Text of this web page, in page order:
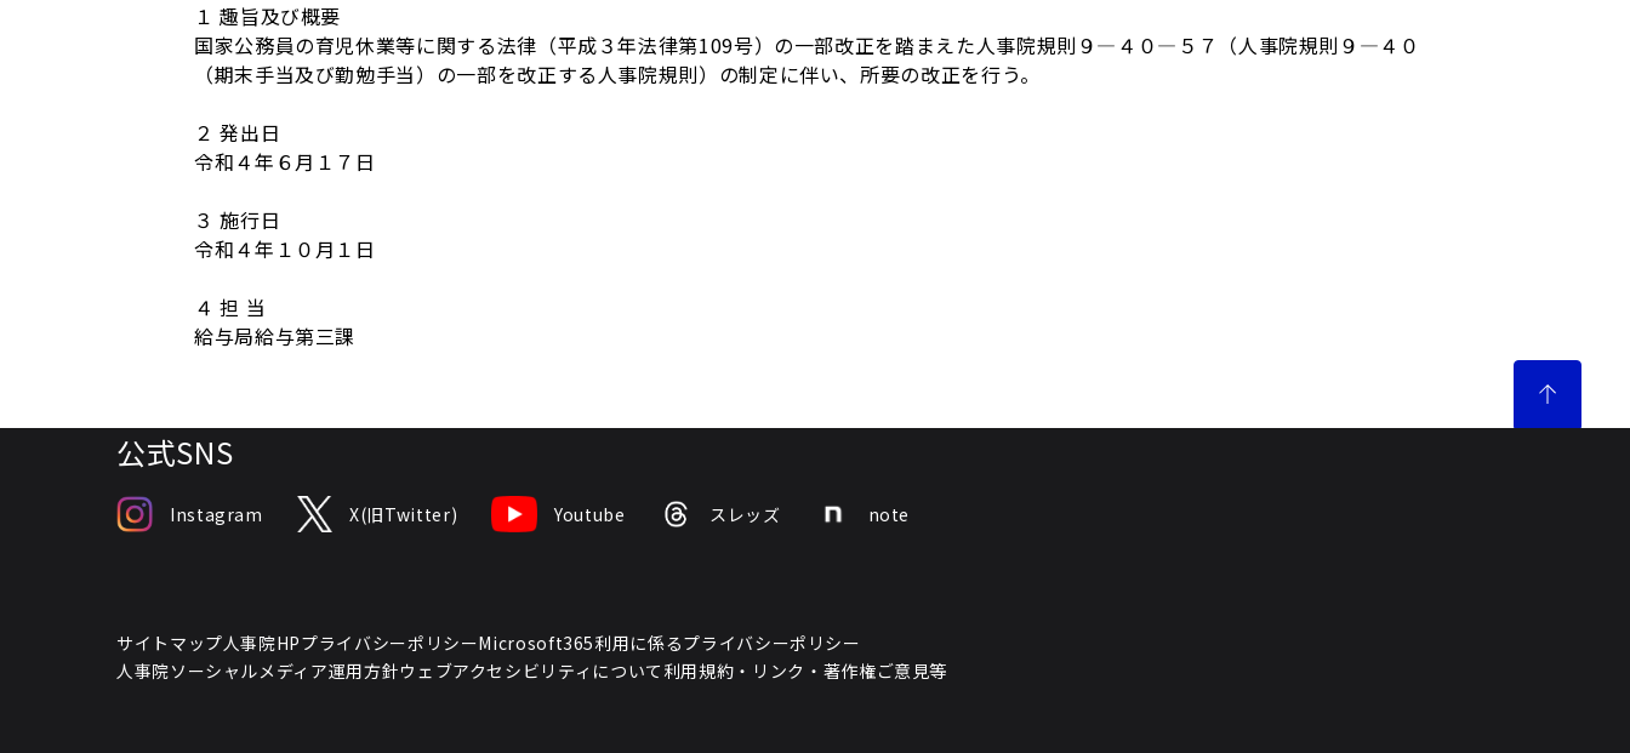
１ 趣旨及び概要
国家公務員の育児休業等に関する法律（平成３年法律第109号）の一部改正を踏まえた人事院規則９―４０―５７（人事院規則９―４０
（期末手当及び勤勉手当）の一部を改正する人事院規則）の制定に伴い、所要の改正を行う。
２ 発出日
令和４年６月１７日
３ 施行日
令和４年１０月１日
４ 担 当
給与局給与第三課
公式SNS
Instagram X(旧Twitter) Youtube スレッズ note
サイトマップ人事院HPプライバシーポリシーMicrosoft365利用に係るプライバシーポリシー
人事院ソーシャルメディア運用方針ウェブアクセシビリティについて 利用規約・リンク・著作権ご意見等